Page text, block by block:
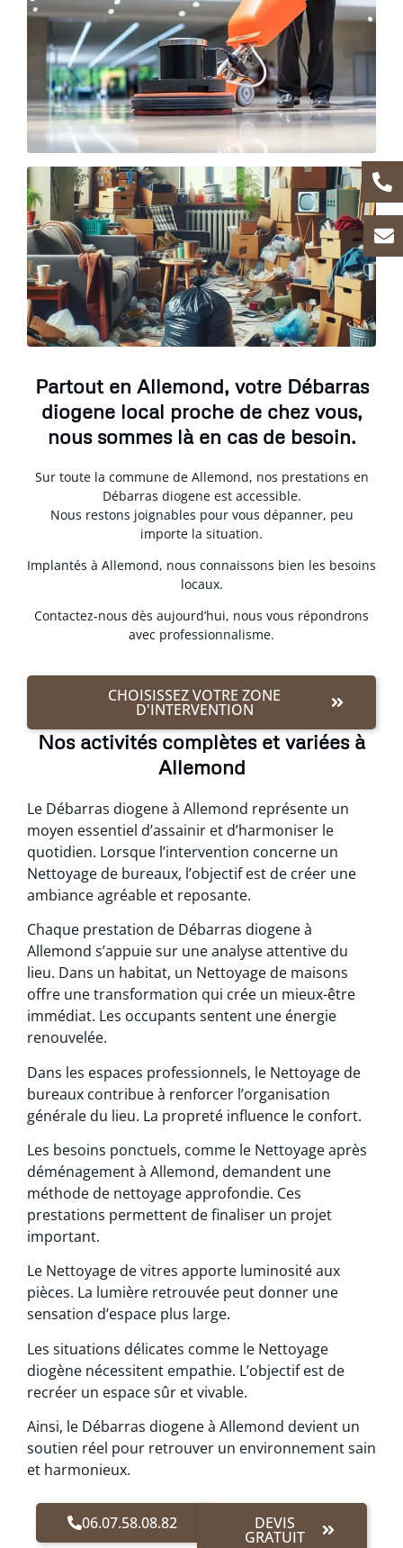
Partout en Allemond, votre Débarras
diogene local proche de chez vous,
nous sommes là en cas de besoin.
Sur toute la commune de Allemond, nos prestations en
Débarras diogene est accessible.
Nous restons joignables pour vous dépanner, peu
importe la situation.
Implantés à Allemond, nous connaissons bien les besoins
locaux.
Contactez-nous dès aujourd’hui, nous vous répondrons
avec professionnalisme.
CHOISISSEZ VOTRE ZONE
D'INTERVENTION
Nos activités complètes et variées à
Allemond
Le Débarras diogene à Allemond représente un
moyen essentiel d’assainir et d’harmoniser le
quotidien. Lorsque l’intervention concerne un
Nettoyage de bureaux, l’objectif est de créer une
ambiance agréable et reposante.
Chaque prestation de Débarras diogene à
Allemond s’appuie sur une analyse attentive du
lieu. Dans un habitat, un Nettoyage de maisons
offre une transformation qui crée un mieux-être
immédiat. Les occupants sentent une énergie
renouvelée.
Dans les espaces professionnels, le Nettoyage de
bureaux contribue à renforcer l’organisation
générale du lieu. La propreté influence le confort.
Les besoins ponctuels, comme le Nettoyage après
déménagement à Allemond, demandent une
méthode de nettoyage approfondie. Ces
prestations permettent de finaliser un projet
important.
Le Nettoyage de vitres apporte luminosité aux
pièces. La lumière retrouvée peut donner une
sensation d’espace plus large.
Les situations délicates comme le Nettoyage
diogène nécessitent empathie. L’objectif est de
recréer un espace sûr et vivable.
Ainsi, le Débarras diogene à Allemond devient un
soutien réel pour retrouver un environnement sain
et harmonieux.
06.07.58.08.82 DEVIS
GRATUIT